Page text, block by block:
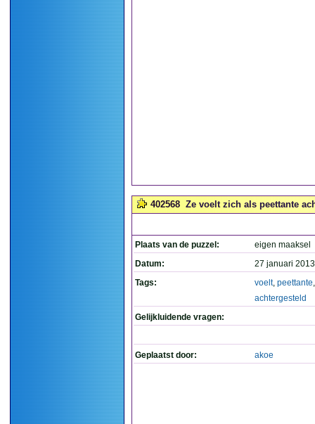
402568 Ze voelt zich als peettante
Plaats van de puzzel:
eigen maaksel
Datum:
27 januari
Tags:
voelt, peettante,
achtergesteld
Gelijkluidende vragen:
Geplaatst door: akoe